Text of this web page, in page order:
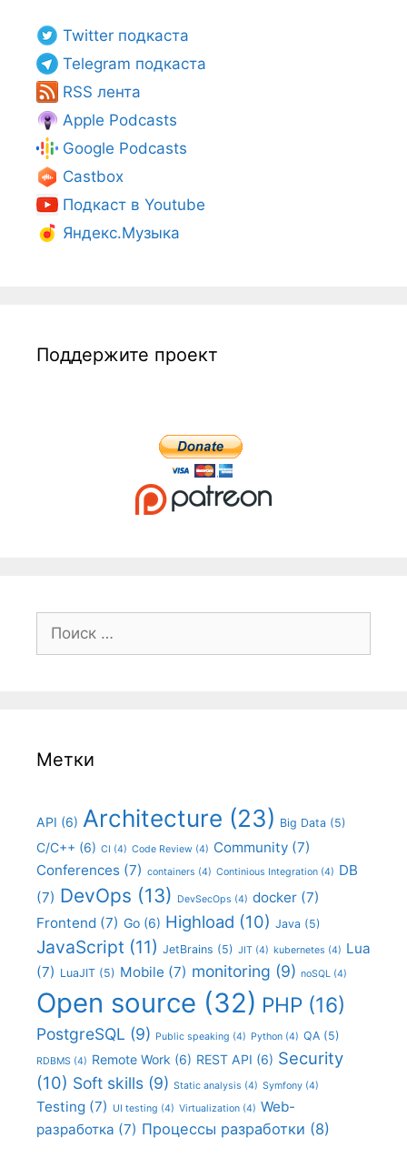
Twitter подкаста
Telegram подкаста
RSS лента
Apple Podcasts
Google Podcasts
Castbox
Подкаст в Youtube
Яндекс.Музыка
Поддержите проект
Поиск:
Метки
API (6) Architecture (23) Big Data (5)
C/C++ (6) CI (4) Code Review (4) Community (7)
Conferences (7) containers (4) Continious Integration (4) DB
(7) DevOps (13) DevSecOps (4) docker (7)
Frontend (7) Go (6) Highload (10) Java (5)
JavaScript (11) JetBrains (5) JIT (4) kubernetes (4) Lua
(7) LuaJIT (5) Mobile (7) monitoring (9) noSQL (4)
Open source (32) PHP (16)
PostgreSQL (9) Public speaking (4) Python (4) QA (5)
RDBMS (4) Remote Work (6) REST API (6) Security
(10) Soft skills (9) Static analysis (4) Symfony (4)
Testing (7) UI testing (4) Virtualization (4) Web-
разработка (7) Процессы разработки (8)